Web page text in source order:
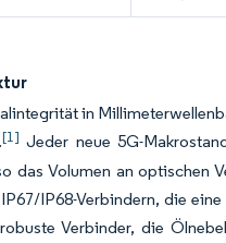
in
[1] Jeder neue 5G-
das Volumen an optischen
IP68-Verbindern, die
Verbinder, die